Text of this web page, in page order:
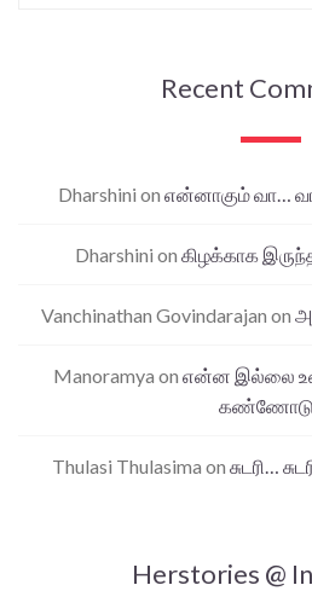
Recent
Dharshini on என்னாகும் வா…
Dharshini on கிழக்காக
Vanchinathan Govindarajan on
Manoramya on என்ன இல்லை
Thulasi Thulasima on சுடரி…
Herstories @